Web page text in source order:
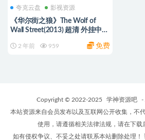
夸克云盘 影视资源
《华尔街之狼》The Wolf of
Wall Street(2013) 超清 外挂中字
2 年前 959 免费
Copyright © 2022-2025 学神资源吧
-
本站资源来自会员发布以及互联网公开收集，不
使用，请遵循相关法律法规，请在下载
如有侵权争议、不妥之处请联系本站删除处理！